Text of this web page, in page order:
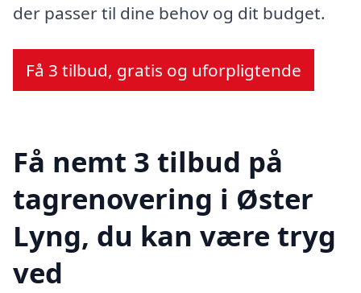
der passer til dine behov og dit budget.
Få 3 tilbud, gratis og uforpligtende
Få nemt 3 tilbud på
tagrenovering i Øster
Lyng, du kan være tryg
ved